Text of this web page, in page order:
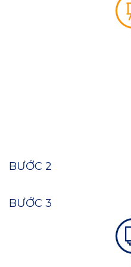
BƯỚC 2
BƯỚC 3